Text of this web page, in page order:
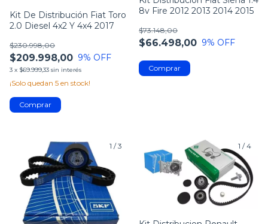
Kit De Distribución Fiat Toro
2.0 Diesel 4x2 Y 4x4 2017
$209.998,00
$230.998,00
9% OFF
3 x $69.999,33 sin interés
¡Solo quedan 5 en stock!
8v Fire 2012 2013 2014 2015
$66.498,00
$73.148,00
9% OFF
1 /3 1 /4